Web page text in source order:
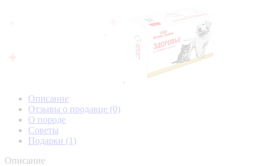
Описание
Отзывы о продавце (0)
О породе
Советы
Подарки (1)
Описание